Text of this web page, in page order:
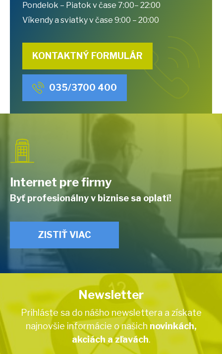
Pondelok – Piatok v čase 7:00– 22:00
Víkendy a sviatky v čase 9:00 – 20:00
KONTAKTNÝ FORMULÁR
035/3700 400
Internet pre firmy
Byť profesionálny v biznise sa oplatí!
ZISTIŤ VIAC
Newsletter
Prihláste sa do nášho newslettera a získate
najnovšie informácie o našich novinkách,
akciách a zľavách.